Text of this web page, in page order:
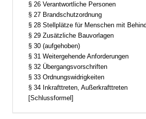
§ 26 Verantwortliche Personen
§ 27 Brandschutzordnung
§ 28 Stellplätze für Menschen mit
§ 29 Zusätzliche Bauvorlagen
§ 30 (aufgehoben)
§ 31 Weitergehende Anforderungen
§ 32 Übergangsvorschriften
§ 33 Ordnungswidrigkeiten
§ 34 Inkrafttreten, Außerkrafttreten
[Schlussformel]